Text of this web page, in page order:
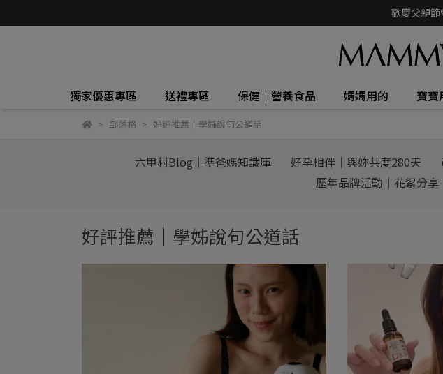
歡慶父親
獨家優惠專區 送禮專區 保健｜營養食品 媽媽用的 寶寶
部落格 好評推薦｜學姊說句公道話
六甲村Blog｜準爸媽知識庫 好孕相伴｜與妳共度280天
歷年品牌活動｜花絮分享
好評推薦｜學姊說句公道話